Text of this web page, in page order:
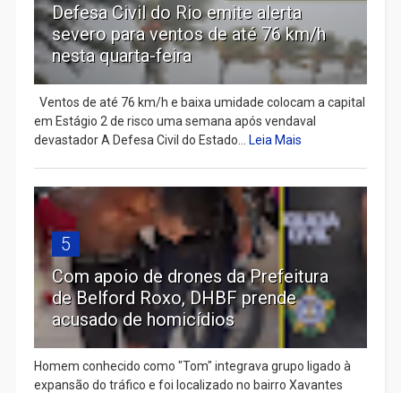
Defesa Civil do Rio emite alerta
severo para ventos de até 76 km/h
nesta quarta-feira
Ventos de até 76 km/h e baixa umidade colocam a capital
em Estágio 2 de risco uma semana após vendaval
devastador A Defesa Civil do Estado... Leia Mais
5
Com apoio de drones da Prefeitura
de Belford Roxo, DHBF prende
acusado de homicídios
Homem conhecido como "Tom" integrava grupo ligado à
expansão do tráfico e foi localizado no bairro Xavantes